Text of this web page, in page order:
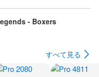
- Boxers
すべて見る